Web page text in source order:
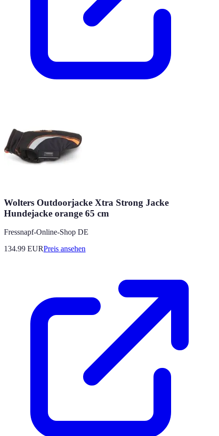
Wolters Outdoorjacke Xtra Strong Jacke
Hundejacke orange 65 cm
Fressnapf-Online-Shop DE
134.99 EURPreis ansehen